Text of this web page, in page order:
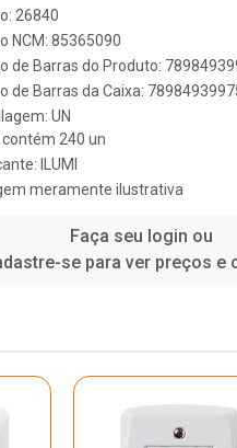
26840
NCM: 85365090
de Barras do Produto:
de Barras da Caixa:
UN
contém 240 un
ILUMI
meramente ilustrativa
Faça seu login ou
se para ver preços e